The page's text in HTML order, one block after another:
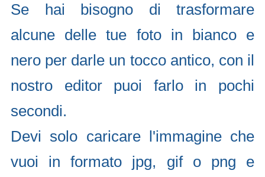
Se hai bisogno di trasformare
alcune delle tue foto in bianco e
nero per darle un tocco antico, con il
nostro editor puoi farlo in pochi
secondi.
Devi solo caricare l'immagine che
vuoi in formato jpg, gif o png e